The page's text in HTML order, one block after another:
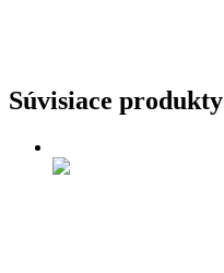
Súvisiace produkty